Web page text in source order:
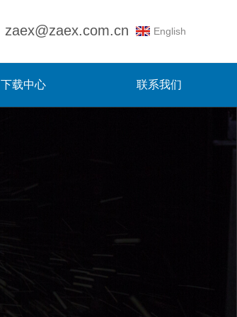
zaex@zaex.com.cn English
下载中心 联系我们